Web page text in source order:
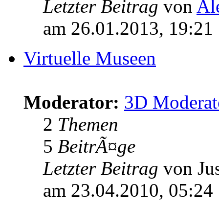
Letzter Beitrag von
am 26.01.2013, 19:21
Virtuelle Museen
Moderator: 3D
2 Themen
5 BeitrÃ¤ge
Letzter Beitrag von
am 23.04.2010, 05:24